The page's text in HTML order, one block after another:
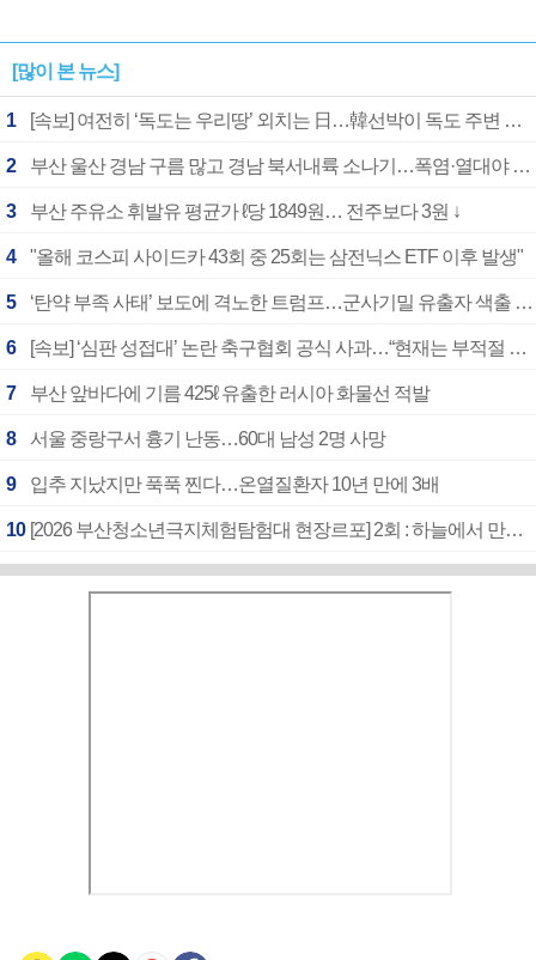
[많이 본 뉴스]
1 [속보] 여전히 ‘독도는 우리땅’ 외치는 日…韓선박이 독도 주변 해양조사 활동하자 반발
2 부산 울산 경남 구름 많고 경남 북서내륙 소나기…폭염·열대야 계속
3 부산 주유소 휘발유 평균가 ℓ당 1849원… 전주보다 3원 ↓
4 "올해 코스피 사이드카 43회 중 25회는 삼전닉스 ETF 이후 발생"
5 ‘탄약 부족 사태’ 보도에 격노한 트럼프…군사기밀 유출자 색출 지시
6 [속보] ‘심판 성접대’ 논란 축구협회 공식 사과…“현재는 부적절 행위 없어”
7 부산 앞바다에 기름 425ℓ 유출한 러시아 화물선 적발
8 서울 중랑구서 흉기 난동…60대 남성 2명 사망
9 입추 지났지만 푹푹 찐다…온열질환자 10년 만에 3배
10 [2026 부산청소년극지체험탐험대 현장르포] 2회 : 하늘에서 만난 얼음의 나라